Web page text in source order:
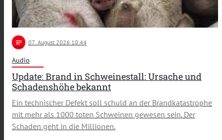
notes 07. August 2026 10:44
Audio
Update: Brand in Schweinestall: Ursache und
Schadenshöhe bekannt
Ein technischer Defekt soll schuld an der Brandkatastrophe
mit mehr als 1000 toten Schweinen gewesen sein. Der
Schaden geht in die Millionen.